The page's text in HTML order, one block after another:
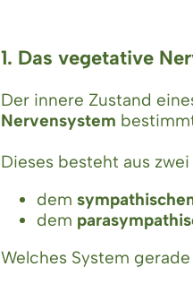
1. Das vegetative
Der innere Zustand
Nervensystem
Dieses besteht aus
dem
dem
Welches System